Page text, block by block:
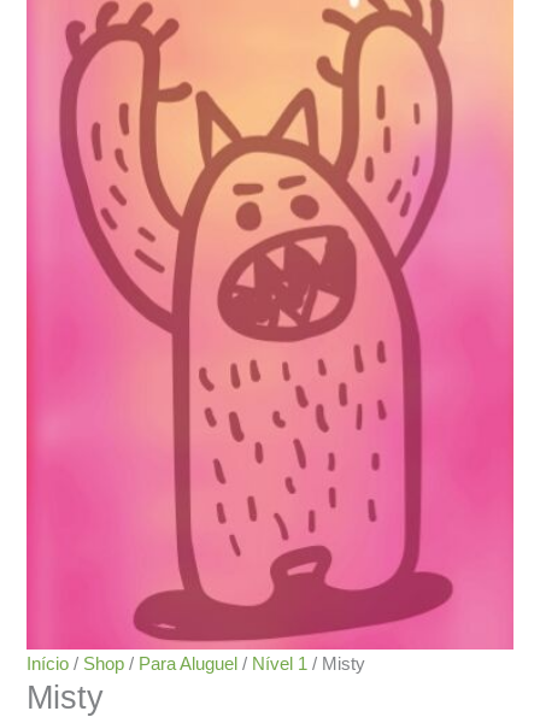
Início / Shop / Para Aluguel / Nível 1 / Misty
Misty